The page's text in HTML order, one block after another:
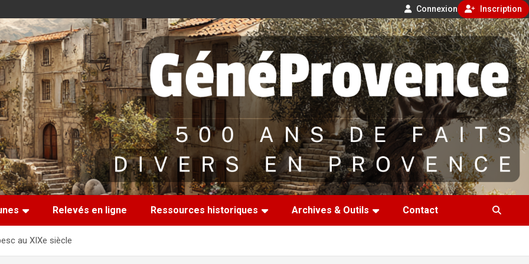
Connexion Inscription
Relevés en ligne Ressources historiques Archives & Outils Contact
au XIXe siècle